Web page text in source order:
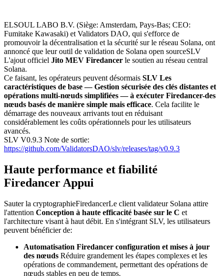
ELSOUL LABO B.V. (Siège: Amsterdam, Pays-Bas; CEO:
Fumitake Kawasaki) et Validators DAO, qui s'efforce de
promouvoir la décentralisation et la sécurité sur le réseau Solana, ont
annoncé que leur outil de validation de Solana open sourceSLV
L'ajout officiel Jito MEV Firedancer le soutien au réseau central
Solana.
Ce faisant, les opérateurs peuvent désormais SLV Les
caractéristiques de base — Gestion sécurisée des clés distantes et
opérations multi-nœuds simplifiées — à exécuter Firedancer-des
nœuds basés de manière simple mais efficace. Cela facilite le
démarrage des nouveaux arrivants tout en réduisant
considérablement les coûts opérationnels pour les utilisateurs
avancés.
SLV V0.9.3 Note de sortie:
https://github.com/ValidatorsDAO/slv/releases/tag/v0.9.3
Haute performance et fiabilité
Firedancer Appui
Sauter la cryptographieFiredancerLe client validateur Solana attire
l'attention Conception à haute efficacité basée sur le C et
l'architecture visant à haut débit. En s'intégrant SLV, les utilisateurs
peuvent bénéficier de:
Automatisation Firedancer configuration et mises à jour
des nœuds Réduire grandement les étapes complexes et les
opérations de commandement, permettant des opérations de
nœuds stables en peu de temps.